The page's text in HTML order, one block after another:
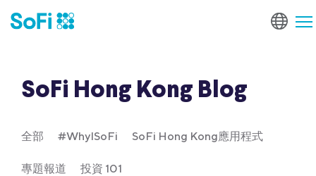
SoFi Hong Kong Blog
全部 #WhyISoFi SoFi Hong Kong應用程式
專題報道 投資 101